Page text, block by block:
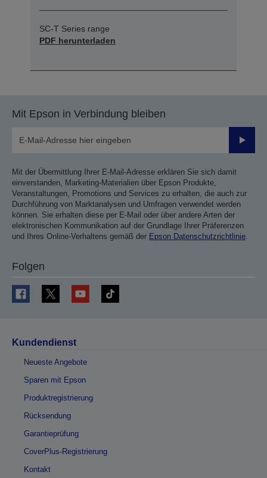
SC-T Series range
PDF herunterladen
Mit Epson in Verbindung bleiben
Mit der Übermittlung Ihrer E-Mail-Adresse erklären Sie sich damit
einverstanden, Marketing-Materialien über Epson Produkte,
Veranstaltungen, Promotions und Services zu erhalten, die auch zur
Durchführung von Marktanalysen und Umfragen verwendet werden
können. Sie erhalten diese per E-Mail oder über andere Arten der
elektronischen Kommunikation auf der Grundlage Ihrer Präferenzen
und Ihres Online-Verhaltens gemäß der Epson Datenschutzrichtlinie.
Folgen
Kundendienst
Neueste Angebote
Sparen mit Epson
Produktregistrierung
Rücksendung
Garantieprüfung
CoverPlus-Registrierung
Kontakt